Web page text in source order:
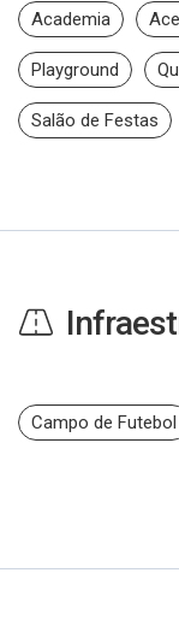
Academia
Playground
Salão de Festas
Campo de Futebol